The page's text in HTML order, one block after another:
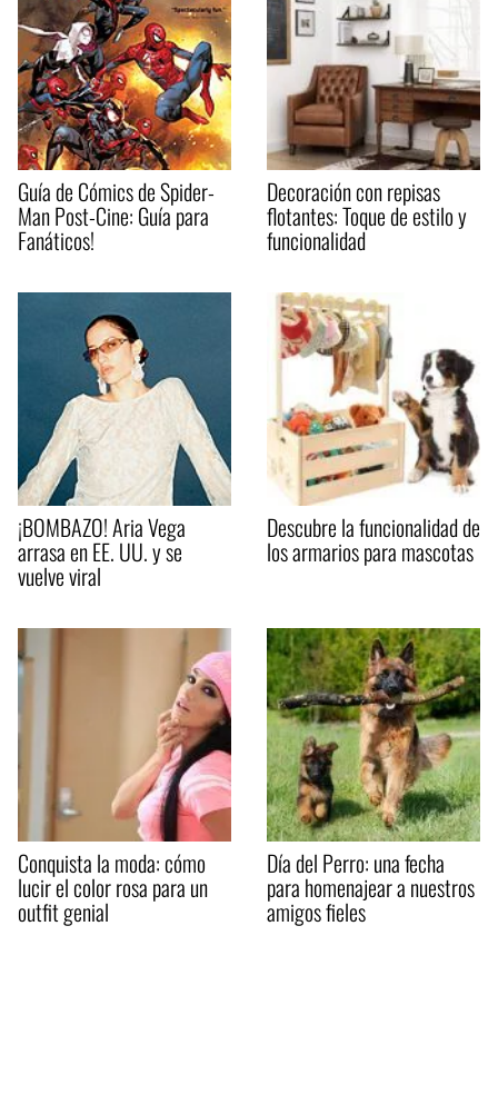
Guía de Cómics de Spider-
Man Post-Cine: Guía para
Fanáticos!
Decoración con repisas
flotantes: Toque de estilo y
funcionalidad
¡BOMBAZO! Aria Vega
arrasa en EE. UU. y se
vuelve viral
Descubre la funcionalidad de
los armarios para mascotas
Conquista la moda: cómo
lucir el color rosa para un
outfit genial
Día del Perro: una fecha
para homenajear a nuestros
amigos fieles